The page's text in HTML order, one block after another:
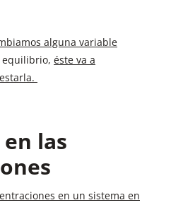
alguna variable
equilibrio, éste va a
las
en un sistema en